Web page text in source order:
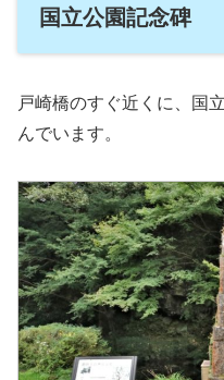
国立公園記念碑
戸崎橋のすぐ近くに、国
んでいます。